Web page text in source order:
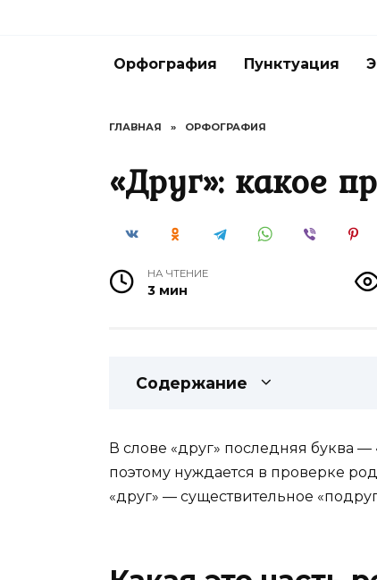
Орфография Пунктуация
ГЛАВНАЯ » ОРФОГРАФИЯ
«Друг»: какое
НА ЧТЕНИЕ
3 мин
Содержание
В слове «друг» последняя буква
поэтому нуждается в проверке
«друг» — существительное